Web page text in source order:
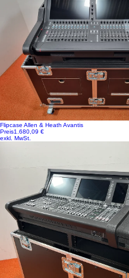
Flipcase Allen & Heath Avantis
Preis1.680,09 €
exkl. MwSt.